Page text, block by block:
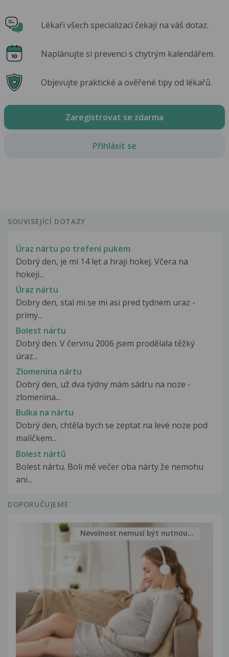
Lékaři všech specializací čekají na váš dotaz.
Naplánujte si prevenci s chytrým kalendářem.
Objevujte praktické a ověřené tipy od lékařů.
Zaregistrovat se zdarma
Přihlásit se
SOUVISEJÍCÍ DOTAZY
Úraz nártu po trefení pukem
Dobrý den, je mi 14 let a hraji hokej. Včera na
hokeji...
Úraz nártu
Dobry den, stal mi se mi asi pred tydnem uraz -
primy...
Bolest nártu
Dobrý den. V červnu 2006 jsem prodělala těžký
úraz...
Zlomenina nártu
Dobrý den, už dva týdny mám sádru na noze -
zlomenina...
Bulka na nártu
Dobrý den, chtěla bych se zeptat na levé noze pod
malíčkem...
Bolest nártů
Bolest nártu. Boli mě večer oba nárty že nemohu
ani...
DOPORUČUJEME
Nevolnost nemusí být nutnou...